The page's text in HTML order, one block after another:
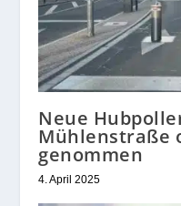
Neue
Mühlenstraße
genommen
4. April 2025